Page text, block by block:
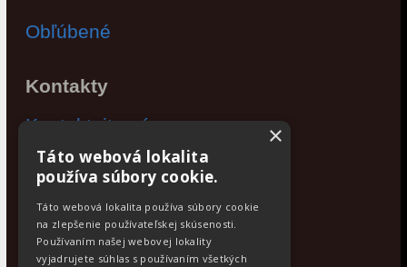
Obľúbené
Kontakty
Kontaktujte nás
Po - Pia: 9:00 - 17:00
Newsletter
×
Táto webová lokalita
používa súbory cookie.
Táto webová lokalita používa súbory cookie
na zlepšenie používateľskej skúsenosti.
Používaním našej webovej lokality
vyjadrujete súhlas s používaním všetkých